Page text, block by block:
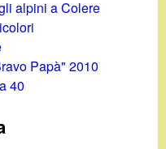
alpini a Colere
Papà" 2010
40